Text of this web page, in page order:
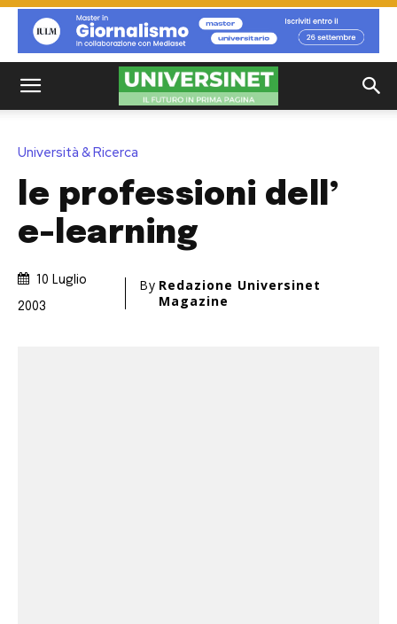
Università & Ricerca
le professioni dell’
e-learning
10 Luglio
2003
By Redazione Universinet
Magazine